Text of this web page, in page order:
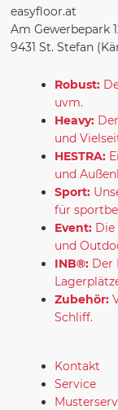
easyfloor.at
Am Gewerbepark
9431 St. Stefan
Robust:
uvm.
Heavy:
und
HESTRA:
und
Sport:
für
Event:
und
INB®: Der
Zubehör:
Schliff.
Kontakt
Service